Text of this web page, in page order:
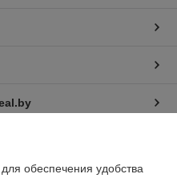
обеспечения удобства